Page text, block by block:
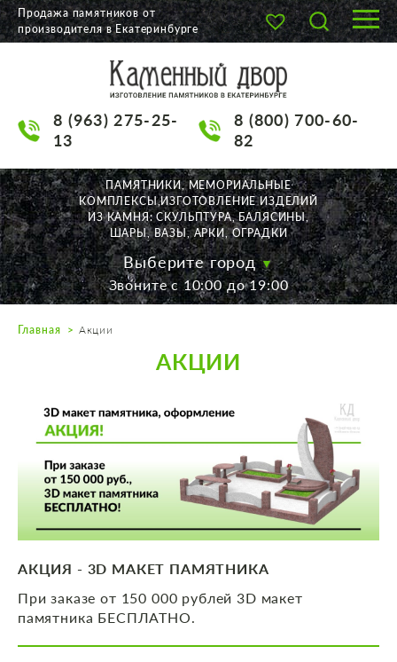
О КОМПАНИИ
НАШИ РАБОТЫ
АКЦИИ
ДОСТАВКА
КОНТАКТЫ
K2532513@yandex.ru
Пн. — Пт. с 10:00 до 19:00
Продажа памятников от
производителя в Екатеринбурге
8 (963) 275-25-
13
8 (800) 700-60-
82
ПАМЯТНИКИ, МЕМОРИАЛЬНЫЕ
КОМПЛЕКСЫ,ИЗГОТОВЛЕНИЕ ИЗДЕЛИЙ
ИЗ КАМНЯ: СКУЛЬПТУРА, БАЛЯСИНЫ,
ШАРЫ, ВАЗЫ, АРКИ, ОГРАДКИ
Выберите город
Звоните с 10:00 до 19:00
Главная Акции
АКЦИИ
АКЦИЯ - 3D МАКЕТ ПАМЯТНИКА
При заказе от 150 000 рублей 3D макет
памятника БЕСПЛАТНО.